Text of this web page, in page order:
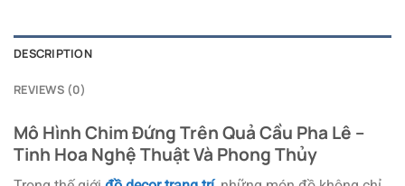
DESCRIPTION
REVIEWS (0)
Mô Hình Chim Đứng Trên Quả Cầu Pha Lê –
Tinh Hoa Nghệ Thuật Và Phong Thủy